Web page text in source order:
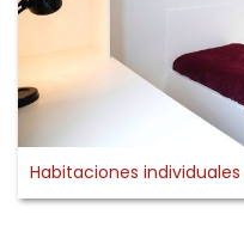
Habitaciones